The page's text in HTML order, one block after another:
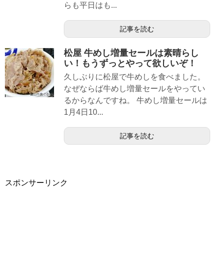
らも平日はも...
記事を読む
松屋 牛めし増量セールは素晴らし
い！もうずっとやって欲しいぞ！
久しぶりに松屋で牛めしを食べました。
なぜならば牛めし増量セールをやってい
るからなんですね。 牛めし増量セールは
1月4日10...
記事を読む
スポンサーリンク